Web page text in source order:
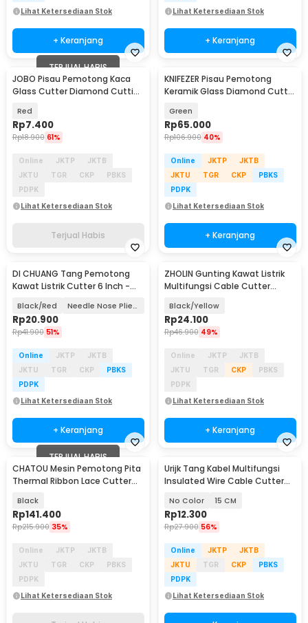
Lihat Ketersediaan Stok
+ Keranjang
Lihat Ketersediaan Stok
+ Keranjang
TERJUAL HABIS
JOBO Pisau Pemotong Kaca
Glass Cutter Diamond Cutting
Red
Rp7.400
Rp18.900 61%
Online JKTP
JKTB
JKTU
TGR CKP
PBKS
PDPK
Lihat Ketersediaan Stok
Terjual Habis
KNIFEZER Pisau Pemotong
Keramik Glass Diamond Cutter
Green
Rp65.000
Rp106.900 40%
Online JKTP
JKTB
JKTU
TGR CKP
PBKS
PDPK
Lihat Ketersediaan Stok
+ Keranjang
DI CHUANG Tang Pemotong
Kawat Listrik Cutter 6 Inch -
Black/Red Needle Nose Pliers
Rp20.900
Rp41.900 51%
Online JKTP
JKTB
JKTU
TGR CKP
PBKS
PDPK
Lihat Ketersediaan Stok
+ Keranjang
ZHOLIN Gunting Kawat Listrik
Multifungsi Cable Cutter
Black/Yellow
Rp24.100
Rp46.900 49%
Online JKTP
JKTB
JKTU
TGR CKP
PBKS
PDPK
Lihat Ketersediaan Stok
+ Keranjang
TERJUAL HABIS
CHATOU Mesin Pemotong Pita
Thermal Ribbon Lace Cutter
Black
Rp141.400
Rp215.900 35%
Online JKTP
JKTB
JKTU
TGR CKP
PBKS
PDPK
Lihat Ketersediaan Stok
Urijk Tang Kabel Multifungsi
Insulated Wire Cable Cutter
No Color 15 CM
Rp12.300
Rp27.900 56%
Online JKTP
JKTB
JKTU
TGR CKP
PBKS
PDPK
Lihat Ketersediaan Stok